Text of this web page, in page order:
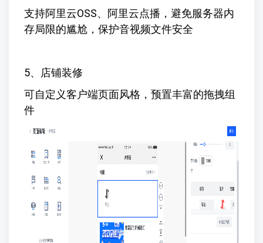
支持阿里云OSS、阿里云点播，避免服务器内
存局限的尴尬，保护音视频文件安全
5、店铺装修
可自定义客户端页面风格，预置丰富的拖拽组
件